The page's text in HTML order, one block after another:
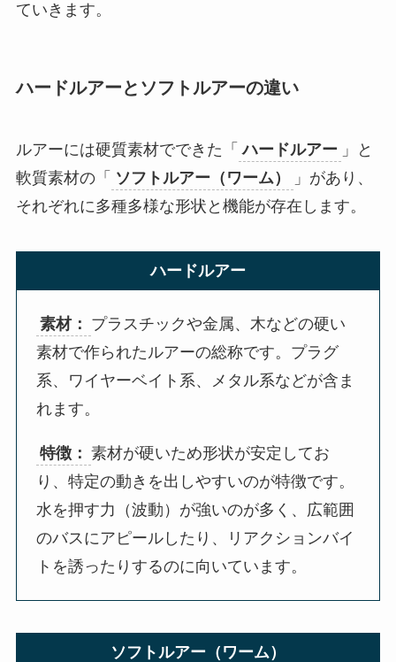
ていきます。
ハードルアーとソフトルアーの違い
ルアーには硬質素材でできた「 ハードルアー 」と
軟質素材の「 ソフトルアー（ワーム）
」があり、
それぞれに多種多様な形状と機能が存在します。
ハードルアー
素材： プラスチックや金属、木などの硬い
素材で作られたルアーの総称です。プラグ
系、ワイヤーベイト系、メタル系などが含ま
れます。
特徴： 素材が硬いため形状が安定してお
り、特定の動きを出しやすいのが特徴です。
水を押す力（波動）が強いのが多く、広範囲
のバスにアピールしたり、リアクションバイ
トを誘ったりするのに向いています。
ソフトルアー（ワーム）